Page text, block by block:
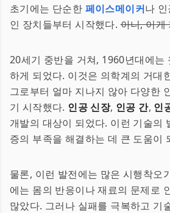
초기에는 단순한 페이스메이커나
인 장치들부터 시작했다.아니, 이게
20세기 중반을 거쳐, 1960년대에는
하게 되었다. 이것은 의학계의 거대
그로부터 얼마 지나지 않아 다양한
기 시작했다. 인공 신장, 인공 간, 인
개발의 대상이 되었다. 이런 기술의
증의 부족을 해결하는 데 큰 도움이
물론, 이런 발전에는 많은 시행착오
에는 몸의 반응이나 재료의 문제로
많았다. 그러나 실패를 극복하고 기